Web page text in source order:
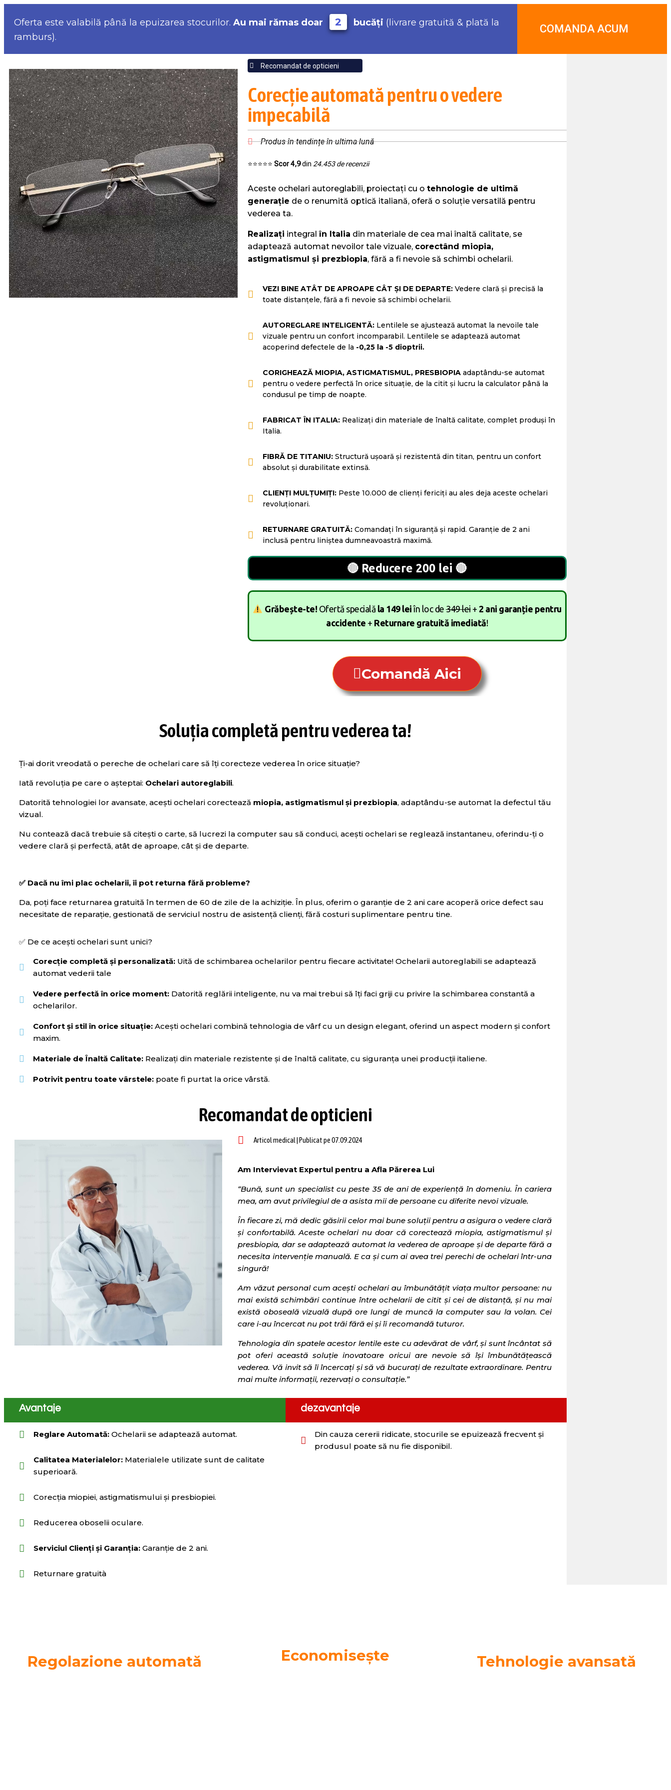
Oferta este valabilă până la epuizarea stocurilor. Au mai rămas doar 2 bucăți (livrare gratuită & plată la
ramburs).
COMANDA ACUM
Recomandat de opticieni
Corecție automată pentru o vedere
impecabilă
Produs în tendințe în ultima lună
⭐️⭐️⭐️⭐️⭐️ Scor 4,9din 24.453 de recenzii
Aceste ochelari autoreglabili, proiectați cu o tehnologie de ultimă
generație de o renumită optică italiană, oferă o soluție versatilă pentru
vederea ta.
Realizați integralîn Italia din materiale de cea mai înaltă calitate, se
adaptează automat nevoilor tale vizuale, corectând miopia,
astigmatismul și prezbiopia, fără a fi nevoie să schimbi ochelarii.
VEZI BINE ATÂT DE APROAPE CÂT ȘI DE DEPARTE:Vedere clară și precisă la
toate distanțele, fără a fi nevoie să schimbi ochelarii.
AUTOREGLARE INTELIGENTĂ:Lentilele se ajustează automat la nevoile tale
vizuale pentru un confort incomparabil. Lentilele se adaptează automat
acoperind defectele de la -0,25 la -5 dioptrii.
CORIGHEAZĂ MIOPIA, ASTIGMATISMUL, PRESBIOPIAadaptându-se automat
pentru o vedere perfectă în orice situație, de la citit și lucru la calculator până la
condusul pe timp de noapte.
FABRICAT ÎN ITALIA:Realizați din materiale de înaltă calitate, complet produși în
Italia.
FIBRĂ DE TITANIU:Structură ușoară și rezistentă din titan, pentru un confort
absolut și durabilitate extinsă.
CLIENȚI MULȚUMIȚI:Peste 10.000 de clienți fericiți au ales deja aceste ochelari
revoluționari.
RETURNARE GRATUITĂ:Comandați în siguranță și rapid. Garanție de 2 ani
inclusă pentru liniștea dumneavoastră maximă.
🔴 Reducere 200 lei 🔴
Grăbește-te! Ofertă specială la 149 leiîn loc de 349 lei+ 2 ani garanție pentru
accidente + Returnare gratuită imediată!
Comandă Aici
Soluția completă pentru vederea ta!
Ți-ai dorit vreodată o pereche de ochelari care să îți corecteze vederea în orice situație?
Iată revoluția pe care o așteptai: Ochelari autoreglabili.
Datorită tehnologiei lor avansate, acești ochelari corectează miopia, astigmatismul și prezbiopia, adaptându-se automat la defectul tău
vizual.
Nu contează dacă trebuie să citești o carte, să lucrezi la computer sau să conduci, acești ochelari se reglează instantaneu, oferindu-ți o
vedere clară și perfectă, atât de aproape, cât și de departe.
✅ Dacă nu îmi plac ochelarii, îi pot returna fără probleme?
Da, poți face returnarea gratuită în termen de 60 de zile de la achiziție. În plus, oferim o garanție de 2 ani care acoperă orice defect sau
necesitate de reparație, gestionată de serviciul nostru de asistență clienți, fără costuri suplimentare pentru tine.
✅ De ce acești ochelari sunt unici?
Corecție completă și personalizată:Uită de schimbarea ochelarilor pentru fiecare activitate! Ochelarii autoreglabili se adaptează
automat vederii tale
Vedere perfectă în orice moment:Datorită reglării inteligente, nu va mai trebui să îți faci griji cu privire la schimbarea constantă a
ochelarilor.
Confort și stil în orice situație:Acești ochelari combină tehnologia de vârf cu un design elegant, oferind un aspect modern și confort
maxim.
Materiale de Înaltă Calitate:Realizați din materiale rezistente și de înaltă calitate, cu siguranța unei producții italiene.
Potrivit pentru toate vârstele:poate fi purtat la orice vârstă.
Recomandat de opticieni
Articol medical | Publicat pe 07.09.2024
Am Intervievat Expertul pentru a Afla Părerea Lui
“Bună, sunt un specialist cu peste 35 de ani de experiență în domeniu. În cariera
mea, am avut privilegiul de a asista mii de persoane cu diferite nevoi vizuale.
În fiecare zi, mă dedic găsirii celor mai bune soluții pentru a asigura o vedere clară
și confortabilă. Aceste ochelari nu doar că corectează miopia, astigmatismul și
presbiopia, dar se adaptează automat la vederea de aproape și de departe fără a
necesita intervenție manuală. E ca și cum ai avea trei perechi de ochelari într-una
singură!
Am văzut personal cum acești ochelari au îmbunătățit viața multor persoane: nu
mai există schimbări continue între ochelarii de citit și cei de distanță, și nu mai
există oboseală vizuală după ore lungi de muncă la computer sau la volan. Cei
care i-au încercat nu pot trăi fără ei și îi recomandă tuturor.
Tehnologia din spatele acestor lentile este cu adevărat de vârf, și sunt încântat să
pot oferi această soluție inovatoare oricui are nevoie să își îmbunătățească
vederea. Vă invit să îi încercați și să vă bucurați de rezultate extraordinare. Pentru
mai multe informații, rezervați o consultație.”
Avantaje
Reglare Automată:Ochelarii se adaptează automat.
Calitatea Materialelor:Materialele utilizate sunt de calitate
superioară.
Corecția miopiei, astigmatismului și presbiopiei.
Reducerea oboselii oculare.
Serviciul Clienți și Garanția:Garanție de 2 ani.
Returnare gratuità
dezavantaje
Din cauza cererii ridicate, stocurile se epuizează frecvent și
produsul poate să nu fie disponibil.
Regolazione automată Economisește Tehnologie avansată